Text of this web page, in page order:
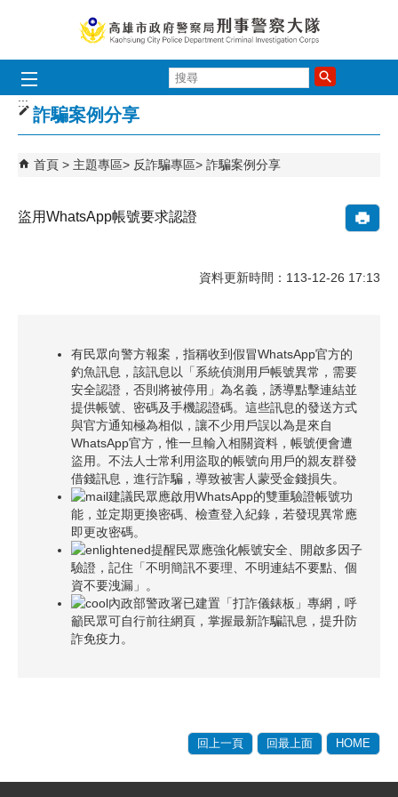
跳到主要內容區塊
尋
:::
詐騙案例分享
首頁 主題專區 反詐騙專區 詐騙案例分享
盜用WhatsApp帳號要求認證
資料更新時間：113-12-26 17:13
有民眾向警方報案，指稱收到假冒WhatsApp官方的
釣魚訊息，該訊息以「系統偵測用戶帳號異常，需要
安全認證，否則將被停用」為名義，誘導點擊連結並
提供帳號、密碼及手機認證碼。這些訊息的發送方式
與官方通知極為相似，讓不少用戶誤以為是來自
WhatsApp官方，惟一旦輸入相關資料，帳號便會遭
盜用。不法人士常利用盜取的帳號向用戶的親友群發
借錢訊息，進行詐騙，導致被害人蒙受金錢損失。
建議民眾應啟用WhatsApp的雙重驗證帳號功
能，並定期更換密碼、檢查登入紀錄，若發現異常應
即更改密碼。
提醒民眾應強化帳號安全、開啟多因子
驗證，記住「不明簡訊不要理、不明連結不要點、個
資不要洩漏」。
內政部警政署已建置「打詐儀錶板」專網，呼
籲民眾可自行前往網頁，掌握最新詐騙訊息，提升防
詐免疫力。
回上一頁 回最上面 HOME